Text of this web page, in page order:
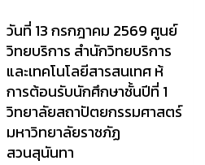
วันที่ 13 กรกฎาคม 2569 ศูนย์
วิทยบริการ สำนักวิทยบริการ
และเทคโนโลยีสารสนเทศ ห้
การต้อนรับนักศึกษาชั้นปีที่ 1
วิทยาลัยสถาปัตยกรรมศาสตร์
มหาวิทยาลัยราชภัฏ
สวนสุนันทา